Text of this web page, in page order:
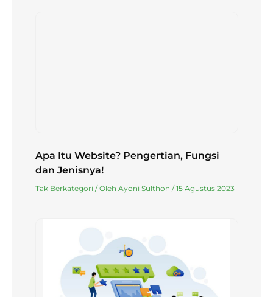
Apa Itu Website? Pengertian, Fungsi
dan Jenisnya!
Tak Berkategori / Oleh Ayoni Sulthon /15 Agustus 2023